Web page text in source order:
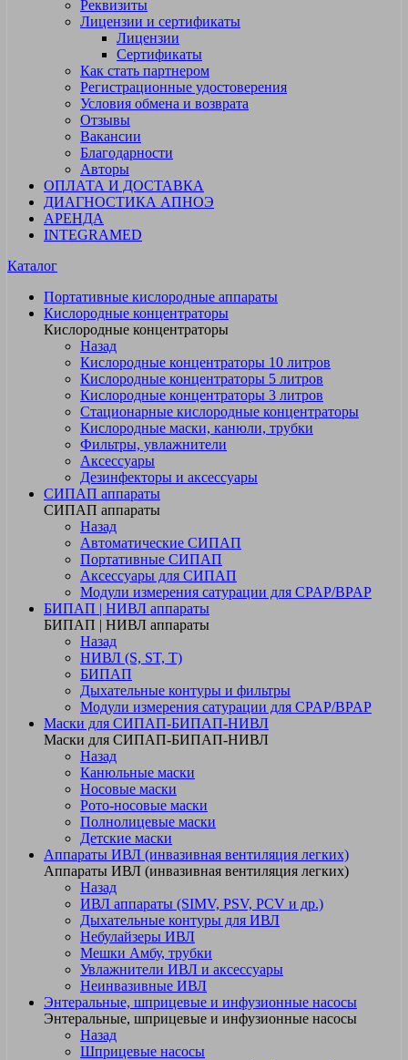
Реквизиты
Лицензии и сертификаты
Лицензии
Сертификаты
Как стать партнером
Регистрационные удостоверения
Условия обмена и возврата
Отзывы
Вакансии
Благодарности
Авторы
ОПЛАТА И ДОСТАВКА
ДИАГНОСТИКА АПНОЭ
АРЕНДА
INTEGRAMED
Каталог
Портативные кислородные аппараты
Кислородные концентраторы
Кислородные концентраторы
Назад
Кислородные концентраторы 10 литров
Кислородные концентраторы 5 литров
Кислородные концентраторы 3 литров
Стационарные кислородные концентраторы
Кислородные маски, канюли, трубки
Фильтры, увлажнители
Аксессуары
Дезинфекторы и аксессуары
СИПАП аппараты
СИПАП аппараты
Назад
Автоматические СИПАП
Портативные СИПАП
Аксессуары для СИПАП
Модули измерения сатурации для CPAP/BPAP
БИПАП | НИВЛ аппараты
БИПАП | НИВЛ аппараты
Назад
НИВЛ (S, ST, T)
БИПАП
Дыхательные контуры и фильтры
Модули измерения сатурации для CPAP/BPAP
Маски для СИПАП-БИПАП-НИВЛ
Маски для СИПАП-БИПАП-НИВЛ
Назад
Канюльные маски
Носовые маски
Рото-носовые маски
Полнолицевые маски
Детские маски
Аппараты ИВЛ (инвазивная вентиляция легких)
Аппараты ИВЛ (инвазивная вентиляция легких)
Назад
ИВЛ аппараты (SIMV, PSV, PCV и др.)
Дыхательные контуры для ИВЛ
Небулайзеры ИВЛ
Мешки Амбу, трубки
Увлажнители ИВЛ и аксессуары
Неинвазивные ИВЛ
Энтеральные, шприцевые и инфузионные насосы
Энтеральные, шприцевые и инфузионные насосы
Назад
Шприцевые насосы